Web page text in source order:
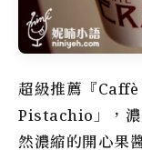
超級推薦『
Pistachio」，濃
然濃縮的開心果